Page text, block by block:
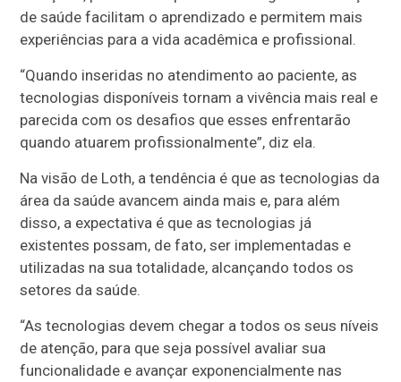
de saúde facilitam o aprendizado e permitem mais
experiências para a vida acadêmica e profissional.
“Quando inseridas no atendimento ao paciente, as
tecnologias disponíveis tornam a vivência mais real e
parecida com os desafios que esses enfrentarão
quando atuarem profissionalmente”, diz ela.
Na visão de Loth, a tendência é que as tecnologias da
área da saúde avancem ainda mais e, para além
disso, a expectativa é que as tecnologias já
existentes possam, de fato, ser implementadas e
utilizadas na sua totalidade, alcançando todos os
setores da saúde.
“As tecnologias devem chegar a todos os seus níveis
de atenção, para que seja possível avaliar sua
funcionalidade e avançar exponencialmente nas